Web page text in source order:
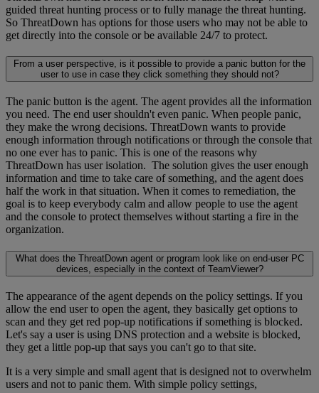
guided threat hunting process or to fully manage the threat hunting.
So ThreatDown has options for those users who may not be able to
get directly into the console or be available 24/7 to protect.
From a user perspective, is it possible to provide a panic button for the
user to use in case they click something they should not?
The panic button is the agent. The agent provides all the information
you need. The end user shouldn't even panic. When people panic,
they make the wrong decisions. ThreatDown wants to provide
enough information through notifications or through the console that
no one ever has to panic. This is one of the reasons why
ThreatDown has user isolation. The solution gives the user enough
information and time to take care of something, and the agent does
half the work in that situation. When it comes to remediation, the
goal is to keep everybody calm and allow people to use the agent
and the console to protect themselves without starting a fire in the
organization.
What does the ThreatDown agent or program look like on end-user PC
devices, especially in the context of TeamViewer?
The appearance of the agent depends on the policy settings. If you
allow the end user to open the agent, they basically get options to
scan and they get red pop-up notifications if something is blocked.
Let's say a user is using DNS protection and a website is blocked,
they get a little pop-up that says you can't go to that site.
It is a very simple and small agent that is designed not to overwhelm
users and not to panic them. With simple policy settings,